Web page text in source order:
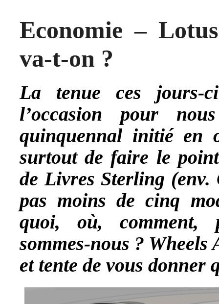
Economie –
va-t-on ?
La tenue ces jours-
l’occasion pour
quinquennal initié en
surtout de faire le
de Livres Sterling
pas moins de cinq
quoi, où, comment,
sommes-nous ?
et tente de vous donner